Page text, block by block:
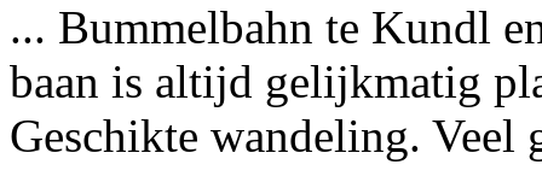
... Bummelbahn te Kundl
baan is altijd gelijkmatig
Geschikte wandeling. Veel